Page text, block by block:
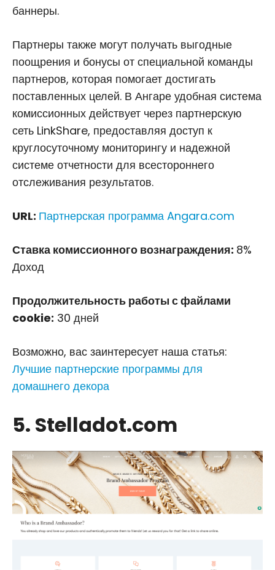
баннеры.
Партнеры также могут получать выгодные
поощрения и бонусы от специальной команды
партнеров, которая помогает достигать
поставленных целей. В Ангаре удобная система
комиссионных действует через партнерскую
сеть LinkShare, предоставляя доступ к
круглосуточному мониторингу и надежной
системе отчетности для всестороннего
отслеживания результатов.
URL: Партнерская программа Angara.com
Ставка комиссионного вознаграждения: 8%
Доход
Продолжительность работы с файлами
cookie: 30 дней
Возможно, вас заинтересует наша статья:
Лучшие партнерские программы для
домашнего декора
5. Stelladot.com